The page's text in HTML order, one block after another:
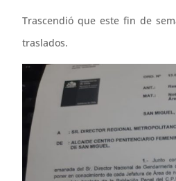
Trascendió que este fin de
traslados.